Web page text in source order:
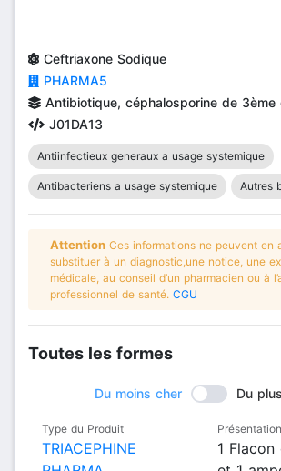
Ceftriaxone Sodique
PHARMA5
Antibiotique, céphalosporine de 3ème
J01DA13
Antiinfectieux generaux a usage systemique
Antibacteriens a usage systemique Autres
Attention Ces informations ne peuvent en
substituer à un diagnostic,une notice, une
médicale, au conseil d’un pharmacien ou à
professionnel de santé. CGU
Toutes les formes
Du moins cher Du
Type du Produit
TRIACEPHINE
Présentation
1